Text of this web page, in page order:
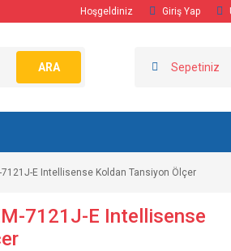
Hoşgeldiniz Giriş Yap
ARA Sepetiniz
E Intellisense Koldan Tansiyon Ölçer
7121J-E Intellisense